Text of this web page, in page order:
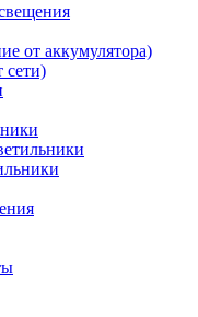
от аккумулятора)
сети)